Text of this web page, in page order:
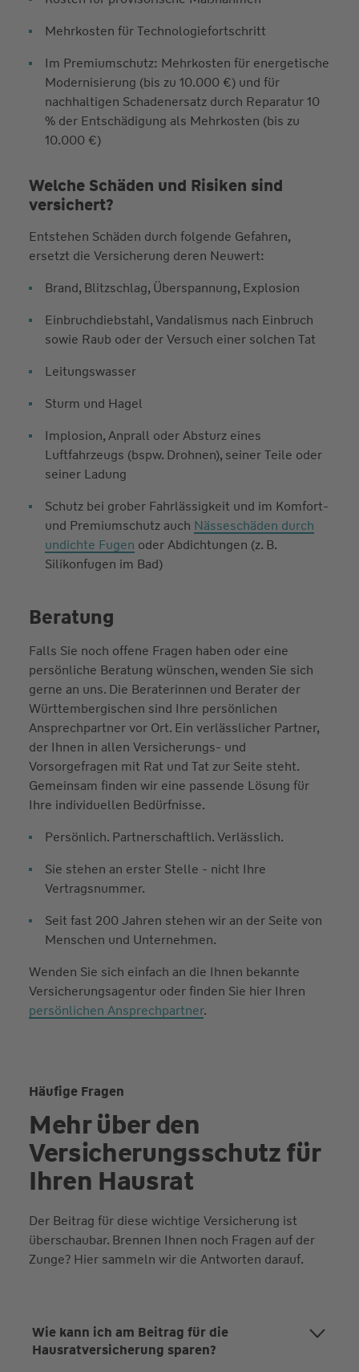
Mehrkosten für Technologiefortschritt
Im Premiumschutz: Mehrkosten für energetische
Modernisierung (bis zu 10.000 €) und für
nachhaltigen Schadenersatz durch Reparatur 10
% der Entschädigung als Mehrkosten (bis zu
10.000 €)
Welche Schäden und Risiken sind
versichert?
Entstehen Schäden durch folgende Gefahren,
ersetzt die Versicherung deren Neuwert:
Brand, Blitzschlag, Überspannung, Explosion
Einbruchdiebstahl, Vandalismus nach Einbruch
sowie Raub oder der Versuch einer solchen Tat
Leitungswasser
Sturm und Hagel
Implosion, Anprall oder Absturz eines
Luftfahrzeugs (bspw. Drohnen), seiner Teile oder
seiner Ladung
Schutz bei grober Fahrlässigkeit und im Komfort-
und Premiumschutz auch Nässeschäden durch
undichte Fugen oder Abdichtungen (z. B.
Silikonfugen im Bad)
Beratung
Falls Sie noch offene Fragen haben oder eine
persönliche Beratung wünschen, wenden Sie sich
gerne an uns. Die Beraterinnen und Berater der
Württembergischen sind Ihre persönlichen
Ansprechpartner vor Ort. Ein verlässlicher Partner,
der Ihnen in allen Versicherungs- und
Vorsorgefragen mit Rat und Tat zur Seite steht.
Gemeinsam finden wir eine passende Lösung für
Ihre individuellen Bedürfnisse.
Persönlich. Partnerschaftlich. Verlässlich.
Sie stehen an erster Stelle - nicht Ihre
Vertragsnummer.
Seit fast 200 Jahren stehen wir an der Seite von
Menschen und Unternehmen.
Wenden Sie sich einfach an die Ihnen bekannte
Versicherungsagentur oder finden Sie hier Ihren
persönlichen Ansprechpartner.
Häufige Fragen
Mehr über den
Versicherungs­schutz für
Ihren Hausrat
Der Beitrag für diese wichtige Versicherung ist
überschaubar. Brennen Ihnen noch Fragen auf der
Zunge? Hier sammeln wir die Antworten darauf.
Wie kann ich am Beitrag für die
Hausratversicherung sparen?